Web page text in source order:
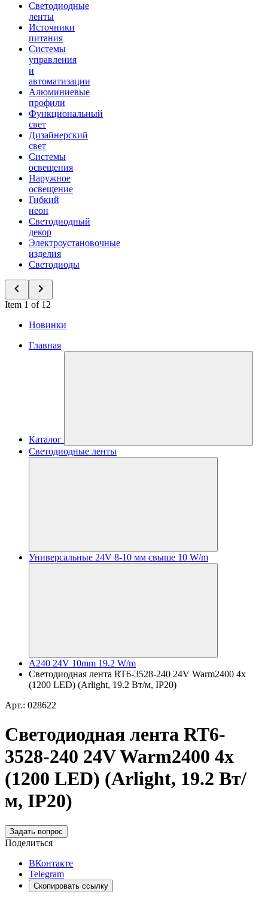
Светодиодные
ленты
Источники
питания
Системы
управления
и
автоматизации
Алюминиевые
профили
Функциональный
свет
Дизайнерский
свет
Системы
освещения
Наружное
освещение
Гибкий
неон
Светодиодный
декор
Электроустановочные
изделия
Светодиоды
Item 1 of 12
Новинки
Главная
Каталог
Светодиодные ленты
Универсальные 24V 8-10 мм свыше 10 W/m
A240 24V 10mm 19.2 W/m
Светодиодная лента RT6-3528-240 24V Warm2400 4x
(1200 LED) (Arlight, 19.2 Вт/м, IP20)
Арт.: 028622
Светодиодная лента RT6-
3528-240 24V Warm2400 4x
(1200 LED) (Arlight, 19.2 Вт/
м, IP20)
Задать вопрос
Поделиться
ВКонтакте
Telegram
Скопировать ссылку